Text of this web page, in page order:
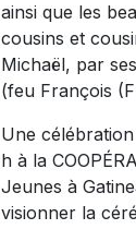
ainsi que les
cousins et
Michaël, par
(feu François
Une
h à la
Jeunes à
visionner la